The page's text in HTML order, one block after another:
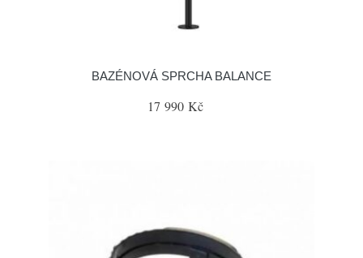
BAZÉNOVÁ SPRCHA BALANCE
17 990 Kč